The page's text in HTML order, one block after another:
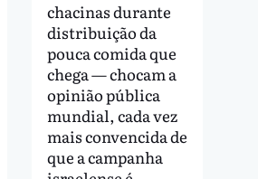
chacinas durante
distribuição da
pouca comida que
chega — chocam a
opinião pública
mundial, cada vez
mais convencida de
que a campanha